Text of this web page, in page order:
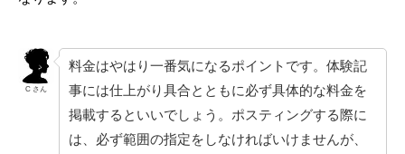
C さん
料金はやはり一番気になるポイントです。体験記
事には仕上がり具合とともに必ず具体的な料金を
掲載するといいでしょう。ポスティングする際に
は、必ず範囲の指定をしなければいけませんが、